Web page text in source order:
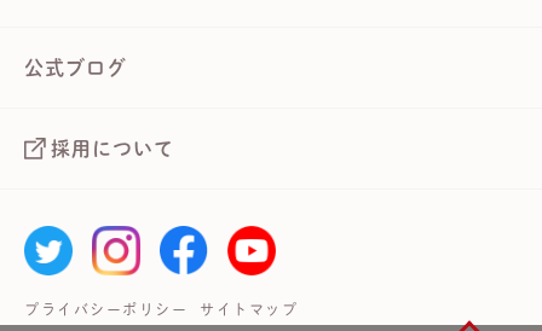
公式ブログ
採用について
プライバシーポリシー サイトマップ